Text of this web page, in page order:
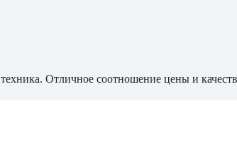
Отличное соотношение цены и